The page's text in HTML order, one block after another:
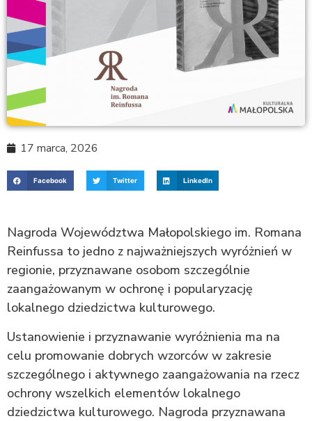
17 marca, 2026
Facebook Twitter LinkedIn
Nagroda Województwa Małopolskiego im. Romana
Reinfussa to jedno z najważniejszych wyróżnień w
regionie, przyznawane osobom szczególnie
zaangażowanym w ochronę i popularyzację
lokalnego dziedzictwa kulturowego.
Ustanowienie i przyznawanie wyróżnienia ma na
celu promowanie dobrych wzorców w zakresie
szczególnego i aktywnego zaangażowania na rzecz
ochrony wszelkich elementów lokalnego
dziedzictwa kulturowego. Nagroda przyznawana